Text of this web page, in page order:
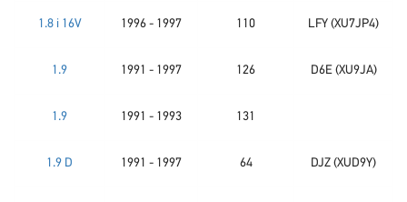
1.8 i 16V 1996 - 1997 110 LFY (XU7JP4)
1.9 1991 - 1997 126 D6E (XU9JA)
1.9 1991 - 1993 131
1.9 D 1991 - 1997 64 DJZ (XUD9Y)